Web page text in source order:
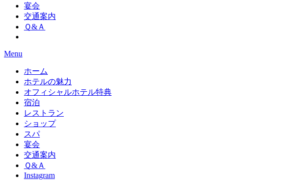
宴会
交通案内
Ｑ&Ａ
Menu
ホーム
ホテルの魅力
オフィシャルホテル特典
宿泊
レストラン
ショップ
スパ
宴会
交通案内
Ｑ&Ａ
Instagram